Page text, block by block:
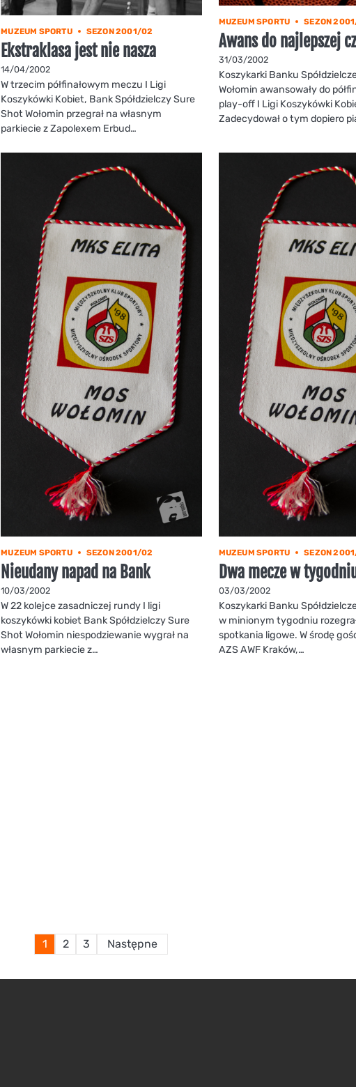
MUZEUM SPORTU SEZON 2001/02
Ekstraklasa jest nie nasza
14/04/2002
W trzecim półfinałowym meczu I Ligi
Koszykówki Kobiet, Bank Spółdzielczy Sure
Shot Wołomin przegrał na własnym
parkiecie z Zapolexem Erbud…
MUZEUM SPORTU SEZON
Awans do najlepszej
31/03/2002
Koszykarki Banku
Wołomin awansowały do
play-off I Ligi Koszykówki
Zadecydował o tym dopiero
MUZEUM SPORTU SEZON 2001/02
Nieudany napad na Bank
10/03/2002
W 22 kolejce zasadniczej rundy I ligi
koszykówki kobiet Bank Spółdzielczy Sure
Shot Wołomin niespodziewanie wygrał na
własnym parkiecie z…
MUZEUM SPORTU SEZON
Dwa mecze w
03/03/2002
Koszykarki Banku
w minionym tygodniu
spotkania ligowe. W środę
AZS AWF Kraków,…
Stronicowanie
1 2 3 Następne